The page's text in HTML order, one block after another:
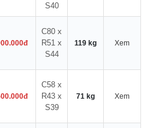
S40
C80 x
R51 x
S44
119 kg Xem
C58 x
R43 x
S39
71 kg Xem